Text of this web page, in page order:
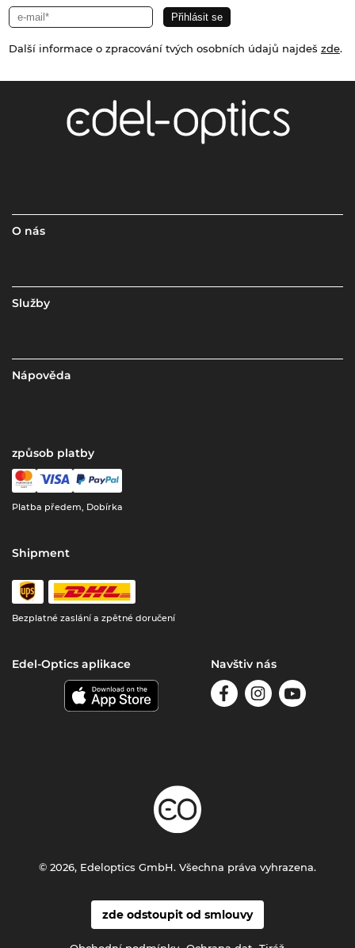
Další informace o zpracování tvých osobních údajů najdeš zde.
O nás
Služby
Nápověda
způsob platby
Platba předem, Dobírka
Shipment
Bezplatné zaslání a zpětné doručení
Edel-Optics aplikace Navštiv nás
zde odstoupit od smlouvy
© 2026, Edeloptics GmbH. Všechna práva vyhrazena.